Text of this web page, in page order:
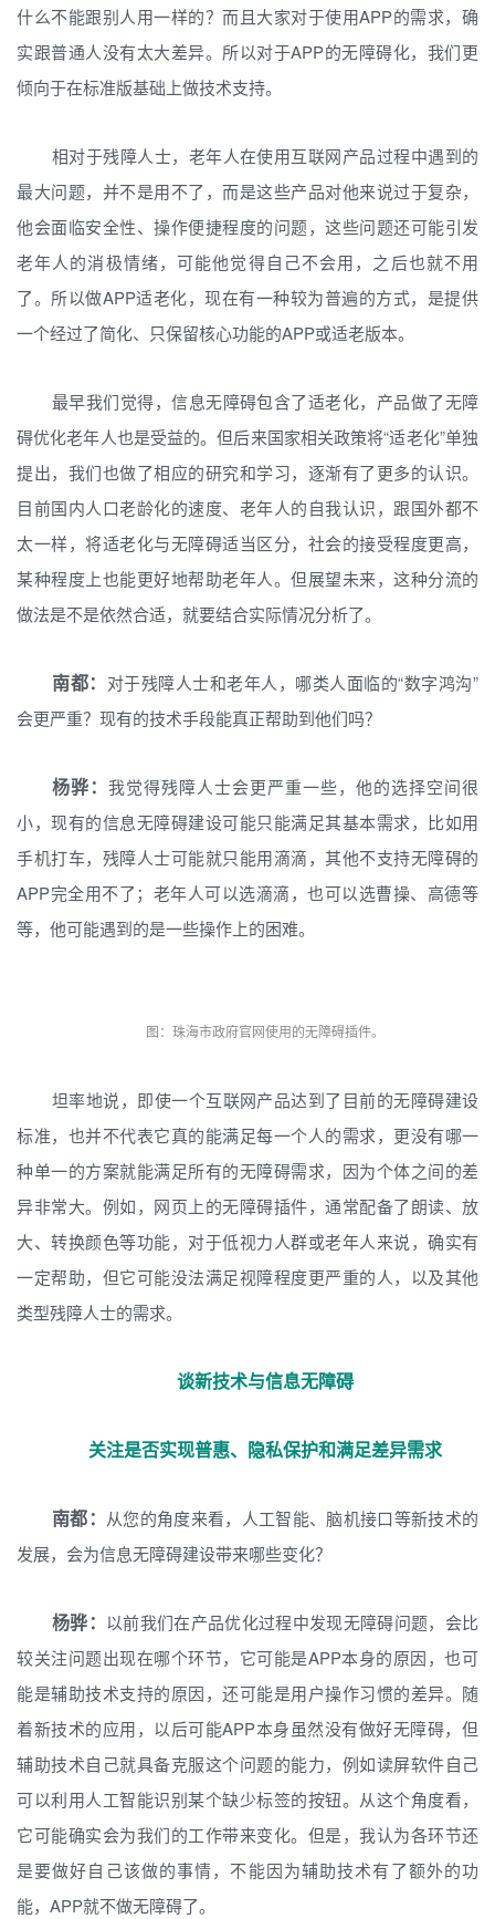
什么不能跟别人用一样的？而且大家对于使用APP的需求，确
实跟普通人没有太大差异。所以对于APP的无障碍化，我们更
倾向于在标准版基础上做技术支持。
相对于残障人士，老年人在使用互联网产品过程中遇到的
最大问题，并不是用不了，而是这些产品对他来说过于复杂，
他会面临安全性、操作便捷程度的问题，这些问题还可能引发
老年人的消极情绪，可能他觉得自己不会用，之后也就不用
了。所以做APP适老化，现在有一种较为普遍的方式，是提供
一个经过了简化、只保留核心功能的APP或适老版本。
最早我们觉得，信息无障碍包含了适老化，产品做了无障
碍优化老年人也是受益的。但后来国家相关政策将“适老化”单独
提出，我们也做了相应的研究和学习，逐渐有了更多的认识。
目前国内人口老龄化的速度、老年人的自我认识，跟国外都不
太一样，将适老化与无障碍适当区分，社会的接受程度更高，
某种程度上也能更好地帮助老年人。但展望未来，这种分流的
做法是不是依然合适，就要结合实际情况分析了。
南都： 对于残障人士和老年人，哪类人面临的“数字鸿沟”
会更严重？现有的技术手段能真正帮助到他们吗？
杨骅： 我觉得残障人士会更严重一些，他的选择空间很
小，现有的信息无障碍建设可能只能满足其基本需求，比如用
手机打车，残障人士可能就只能用滴滴，其他不支持无障碍的
APP完全用不了；老年人可以选滴滴，也可以选曹操、高德等
等，他可能遇到的是一些操作上的困难。
图：珠海市政府官网使用的无障碍插件。
坦率地说，即使一个互联网产品达到了目前的无障碍建设
标准，也并不代表它真的能满足每一个人的需求，更没有哪一
种单一的方案就能满足所有的无障碍需求，因为个体之间的差
异非常大。例如，网页上的无障碍插件，通常配备了朗读、放
大、转换颜色等功能，对于低视力人群或老年人来说，确实有
一定帮助，但它可能没法满足视障程度更严重的人，以及其他
类型残障人士的需求。
谈新技术与信息无障碍
关注是否实现普惠、隐私保护和满足差异需求
南都： 从您的角度来看，人工智能、脑机接口等新技术的
发展，会为信息无障碍建设带来哪些变化？
杨骅： 以前我们在产品优化过程中发现无障碍问题，会比
较关注问题出现在哪个环节，它可能是APP本身的原因，也可
能是辅助技术支持的原因，还可能是用户操作习惯的差异。随
着新技术的应用，以后可能APP本身虽然没有做好无障碍，但
辅助技术自己就具备克服这个问题的能力，例如读屏软件自己
可以利用人工智能识别某个缺少标签的按钮。从这个角度看，
它可能确实会为我们的工作带来变化。但是，我认为各环节还
是要做好自己该做的事情，不能因为辅助技术有了额外的功
能，APP就不做无障碍了。